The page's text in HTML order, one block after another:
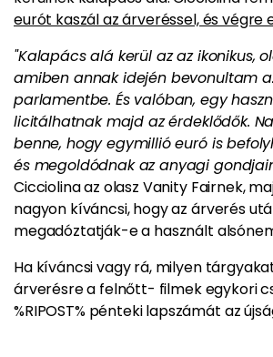
eurót kaszál az árveréssel, és végre
"Kalapács alá kerül az az ikonikus,
amiben annak idején bevonultam
parlamentbe. És valóban, egy
licitálhatnak majd az érdeklődők.
benne, hogy egymillió euró is
és megoldódnak az anyagi
Cicciolina az olasz Vanity Fairnek,
nagyon kíváncsi, hogy az árverés
megadóztatják-e a használt
Ha kíváncsi vagy rá, milyen
árverésre a felnőtt- filmek egykori
%RIPOST% pénteki lapszámát az